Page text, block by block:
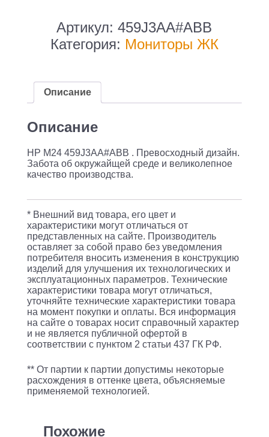
/
HP
Monitor
HP
Webcam
Артикул:459J3AA#ABB
Категория: Мониторы ЖК
Описание
Описание
HP M24 459J3AA#ABB . Превосходный дизайн.
Забота об окружайщей среде и великолепное
качество производства.
* Внешний вид товара, его цвет и
характеристики могут отличаться от
представленных на сайте. Производитель
оставляет за собой право без уведомления
потребителя вносить изменения в конструкцию
изделий для улучшения их технологических и
эксплуатационных параметров. Технические
характеристики товара могут отличаться,
уточняйте технические характеристики товара
на момент покупки и оплаты. Вся информация
на сайте о товарах носит справочный характер
и не является публичной офертой в
соответствии с пунктом 2 статьи 437 ГК РФ.
** От партии к партии допустимы некоторые
расхождения в оттенке цвета, объясняемые
применяемой технологией.
Похожие